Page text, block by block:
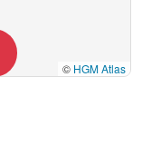
© HGM Atlas